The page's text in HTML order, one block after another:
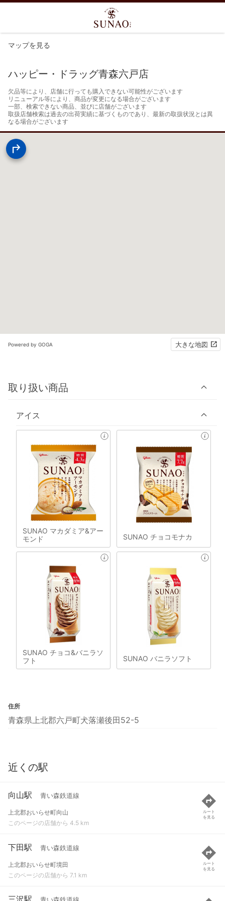
マップを見る
ハッピー・ドラッグ青森六戸店
欠品等により、店舗に行っても購入できない可能性がございます
リニューアル等により、商品が変更になる場合がございます
一部、検索できない商品、並びに店舗がございます
取扱店舗検索は過去の出荷実績に基づくものであり、最新の取扱状況とは異
なる場合がございます
Powered by GOGA 大きな地図
取り扱い商品
アイス
SUNAO マカダミア&アー
モンド
SUNAO チョコモナカ
SUNAO チョコ&バニラソ
フト
SUNAO バニラソフト
住所
青森県上北郡六戸町犬落瀬後田52-5
近くの駅
向山駅 青い森鉄道線
上北郡おいらせ町向山
このページの店舗から 4.5 km
ルート
を見る
下田駅 青い森鉄道線
上北郡おいらせ町境田
このページの店舗から 7.1 km
ルート
を見る
三沢駅